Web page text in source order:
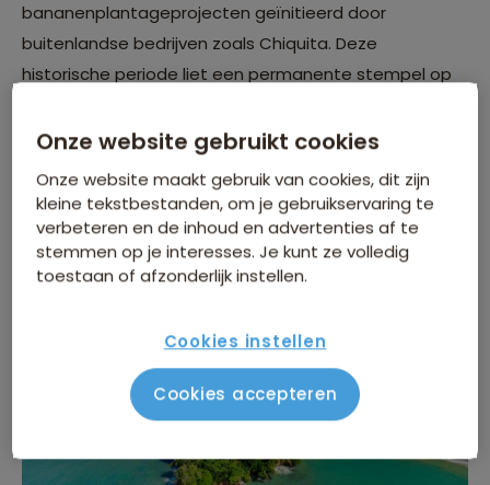
bananenplantageprojecten geïnitieerd door
buitenlandse bedrijven zoals Chiquita. Deze
historische periode liet een permanente stempel op
het creëren van een unieke lokale bevolking. In
verder, waarbij nadruk kwam te liggen op ecotoerisme
en het behoud van zijn natuurlijke schoonheid en
biodiversiteit.
Onze website gebruikt cookies
Onze website maakt gebruik van cookies, dit zijn
kleine tekstbestanden, om je gebruikservaring te
verbeteren en de inhoud en advertenties af te
stemmen op je interesses. Je kunt ze volledig
toestaan of afzonderlijk instellen.
Cookies instellen
Cookies accepteren